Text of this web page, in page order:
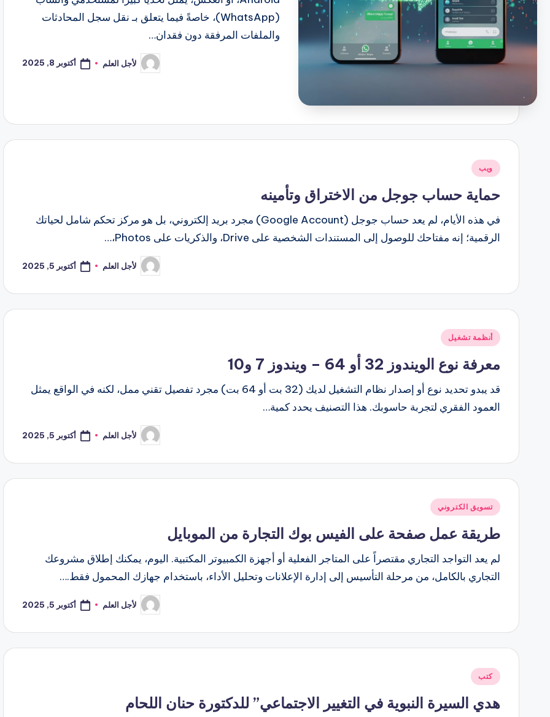
(WhatsApp)، خاصةً فيما يتعلق بـ نقل سجل المحادثات
والملفات المرفقة دون فقدان…
تمّ
النشر
لأجل العلم أكتوبر 8, 2025
نُشرويب
حماية حساب جوجل من الاختراق وتأمينه
في هذه الأيام، لم يعد حساب جوجل (Google Account) مجرد بريد إلكتروني، بل هو مركز تحكم شامل لحياتك
الرقمية؛ إنه مفتاحك للوصول إلى المستندات الشخصية على Drive، والذكريات على Photos،…
تمّ
النشر
لأجل العلم أكتوبر 5, 2025
نُشرأنظمة تشغيل
معرفة نوع الويندوز 32 أو 64 – ويندوز 7 و10
قد يبدو تحديد نوع أو إصدار نظام التشغيل لديك (32 بت أو 64 بت) مجرد تفصيل تقني ممل، لكنه في الواقع يمثل
العمود الفقري لتجربة حاسوبك. هذا التصنيف يحدد كمية…
تمّ
النشر
لأجل العلم أكتوبر 5, 2025
نُشرتسويق الكتروني
طريقة عمل صفحة على الفيس بوك التجارة من الموبايل
لم يعد التواجد التجاري مقتصراً على المتاجر الفعلية أو أجهزة الكمبيوتر المكتبية. اليوم، يمكنك إطلاق مشروعك
التجاري بالكامل، من مرحلة التأسيس إلى إدارة الإعلانات وتحليل الأداء، باستخدام جهازك المحمول فقط.…
تمّ
النشر
لأجل العلم أكتوبر 5, 2025
نُشركتب
هدي السيرة النبوية في التغيير الاجتماعي” للدكتورة حنان اللحام